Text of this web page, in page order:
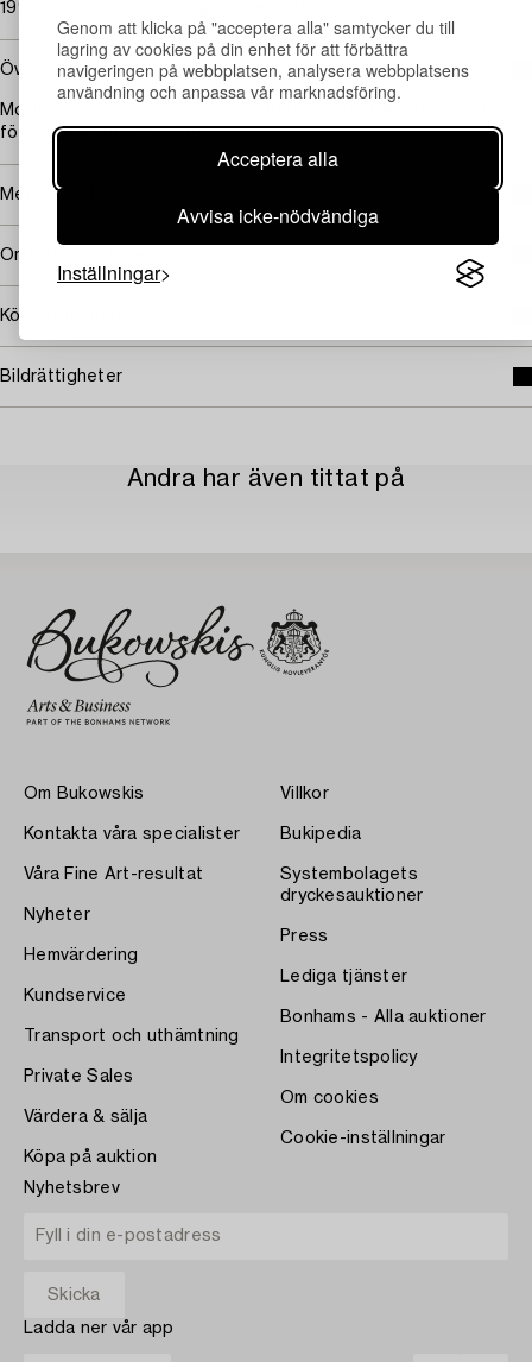
Genom att klicka på "acceptera alla" samtycker du till
lagring av cookies på din enhet för att förbättra
navigeringen på webbplatsen, analysera webbplatsens
användning och anpassa vår marknadsföring.
Acceptera alla
Avvisa icke-nödvändiga
Inställningar
1996. Se sid 327, katalognummer 243.
Övrig information
Modellen formgiven år 1962, visades i tidskriften "Domus" för
första gången i april 1962.
Mer om Peter Pelzel
Omfattas av följerätt
Köpinformation
Bildrättigheter
Andra har även tittat på
Om Bukowskis
Kontakta våra specialister
Våra Fine Art-resultat
Nyheter
Hemvärdering
Kundservice
Transport och uthämtning
Private Sales
Värdera & sälja
Köpa på auktion
Villkor
Bukipedia
Systembolagets
dryckesauktioner
Press
Lediga tjänster
Bonhams - Alla auktioner
Integritetspolicy
Om cookies
Cookie-inställningar
Nyhetsbrev
Ladda ner vår app